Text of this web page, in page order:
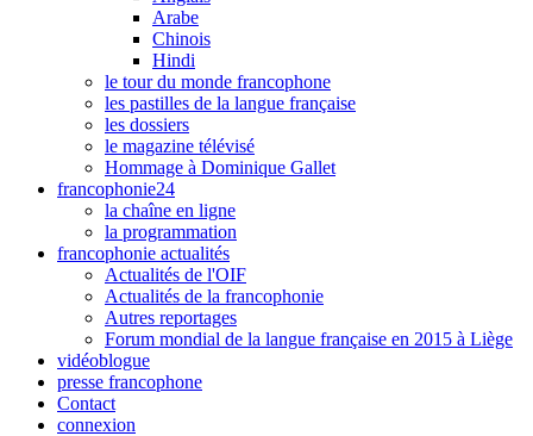
Arabe
Chinois
Hindi
le tour du monde francophone
les pastilles de la langue française
les dossiers
le magazine télévisé
Hommage à Dominique Gallet
francophonie24
la chaîne en ligne
la programmation
francophonie actualités
Actualités de l'OIF
Actualités de la francophonie
Autres reportages
Forum mondial de la langue française en 2015 à Liège
vidéoblogue
presse francophone
Contact
connexion